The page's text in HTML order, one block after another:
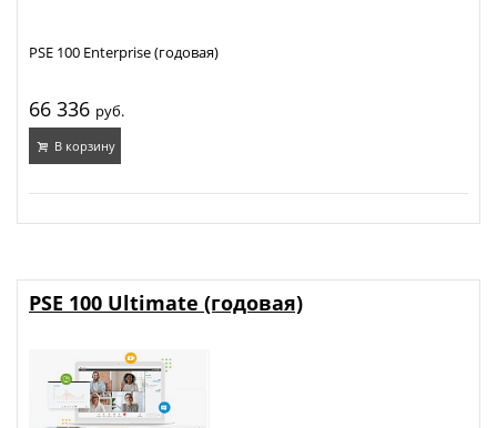
66 336 руб.
В корзину
PSE 100 Enterprise (годовая)
PSE 100 Ultimate (годовая)